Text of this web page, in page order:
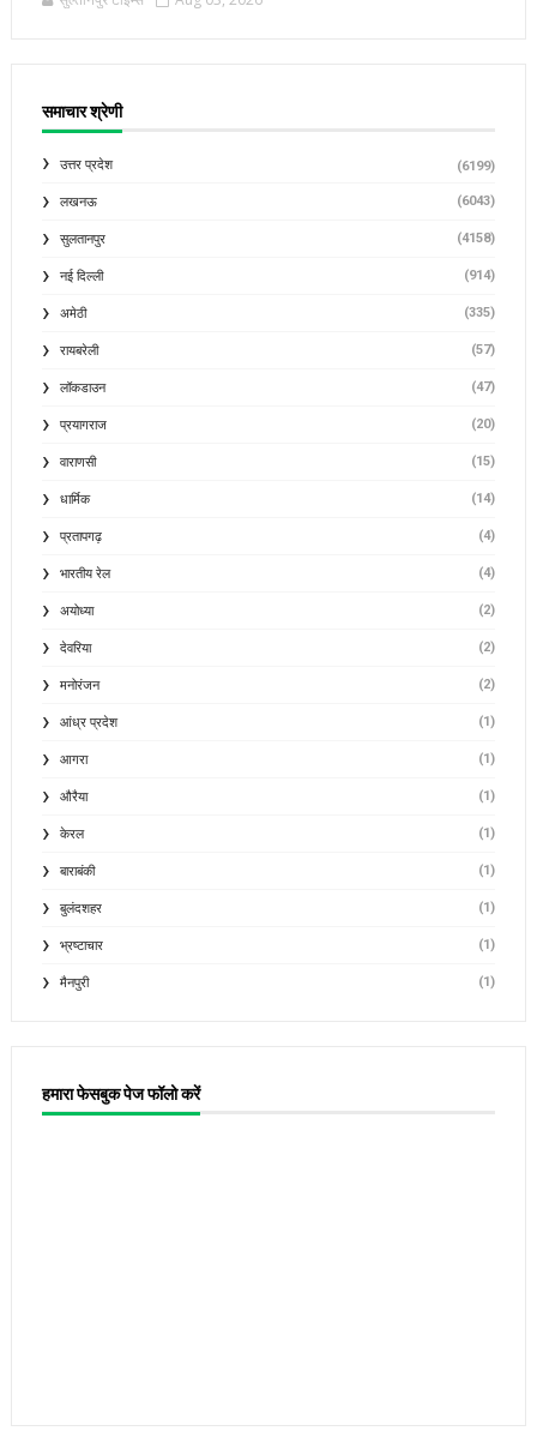
समाचार श्रेणी
उत्तर प्रदेश (6199)
लखनऊ (6043)
सुलतानपुर (4158)
नई दिल्ली (914)
अमेठी (335)
रायबरेली (57)
लॉकडाउन (47)
प्रयागराज (20)
वाराणसी (15)
धार्मिक (14)
प्रतापगढ़ (4)
भारतीय रेल (4)
अयोध्या (2)
देवरिया (2)
मनोरंजन (2)
आंध्र प्रदेश (1)
आगरा (1)
औरैया (1)
केरल (1)
बाराबंकी (1)
बुलंदशहर (1)
भ्रष्टाचार (1)
मैनपुरी (1)
हमारा फेसबुक पेज फॉलो करें